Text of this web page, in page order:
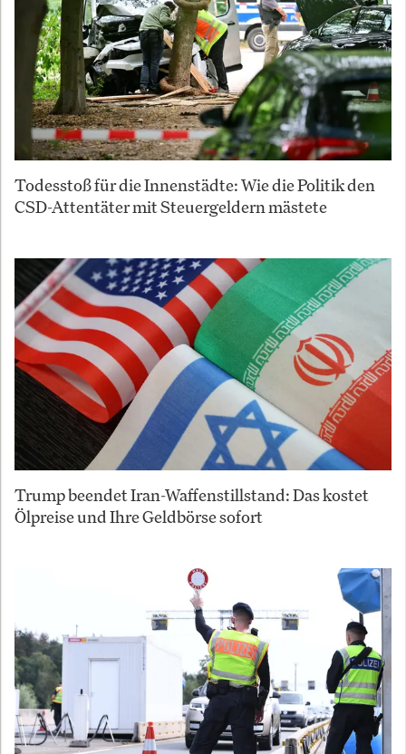
Todesstoß für die Innenstädte: Wie die Politik den
CSD-Attentäter mit Steuergeldern mästete
Trump beendet Iran-Waffenstillstand: Das kostet
Ölpreise und Ihre Geldbörse sofort